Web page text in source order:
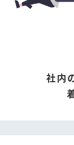
社内